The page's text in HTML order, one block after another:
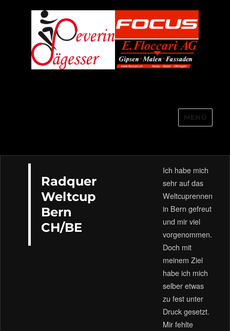
MENÜ
Radquer
Weltcup
Bern
CH/BE
Ich habe mich
sehr auf das
Weltcuprennen
in Bern gefreut
und mir viel
vorgenommen.
Doch mit
meinem Ziel
habe ich mich
selber etwas
zu fest unter
Druck gesetzt.
Mir fehlte